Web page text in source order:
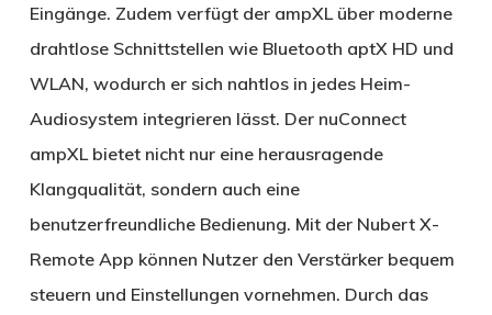
Eingänge. Zudem verfügt der ampXL über moderne
drahtlose Schnittstellen wie Bluetooth aptX HD und
WLAN, wodurch er sich nahtlos in jedes Heim-
Audiosystem integrieren lässt. Der nuConnect
ampXL bietet nicht nur eine herausragende
Klangqualität, sondern auch eine
benutzerfreundliche Bedienung. Mit der Nubert X-
Remote App können Nutzer den Verstärker bequem
steuern und Einstellungen vornehmen. Durch das